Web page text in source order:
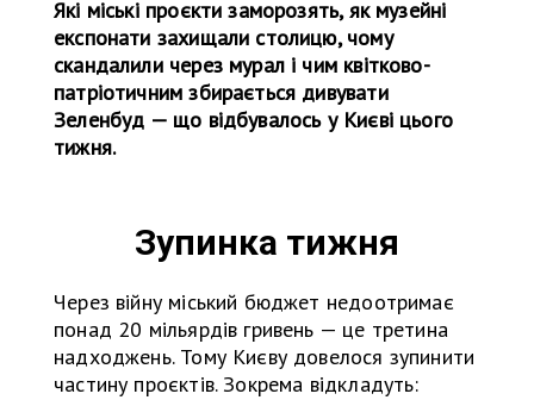
Які міські проєкти заморозять, як музейні
експонати захищали столицю, чому
скандалили через мурал і чим квітково-
патріотичним збирається дивувати
Зеленбуд — що відбувалось у Києві цього
тижня.
Зупинка тижня
Через війну міський бюджет недоотримає
понад 20 мільярдів гривень — це третина
надходжень. Тому Києву довелося зупинити
частину проєктів. Зокрема відкладуть: